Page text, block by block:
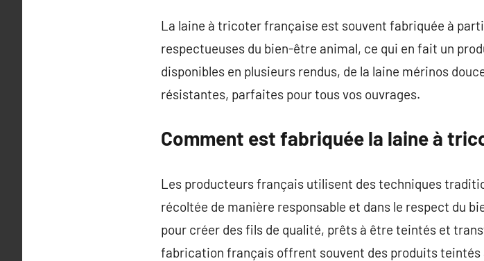
La laine à tricoter française est souvent fabriquée à
respectueuses du bien-être animal, ce qui en fait un
disponibles en plusieurs rendus, de la laine mérinos
résistantes, parfaites pour tous vos ouvrages.
Comment est fabriquée la laine à
Les producteurs français utilisent des techniques
récoltée de manière responsable et dans le respect du
pour créer des fils de qualité, prêts à être teintés et
fabrication français offrent souvent des produits teintés